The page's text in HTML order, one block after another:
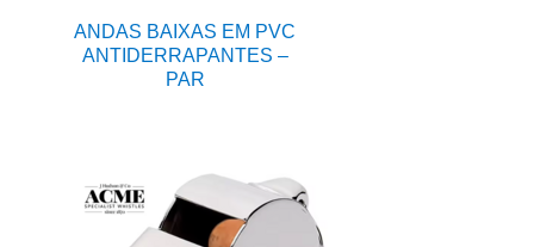
ANDAS BAIXAS EM PVC
ANTIDERRAPANTES –
PAR